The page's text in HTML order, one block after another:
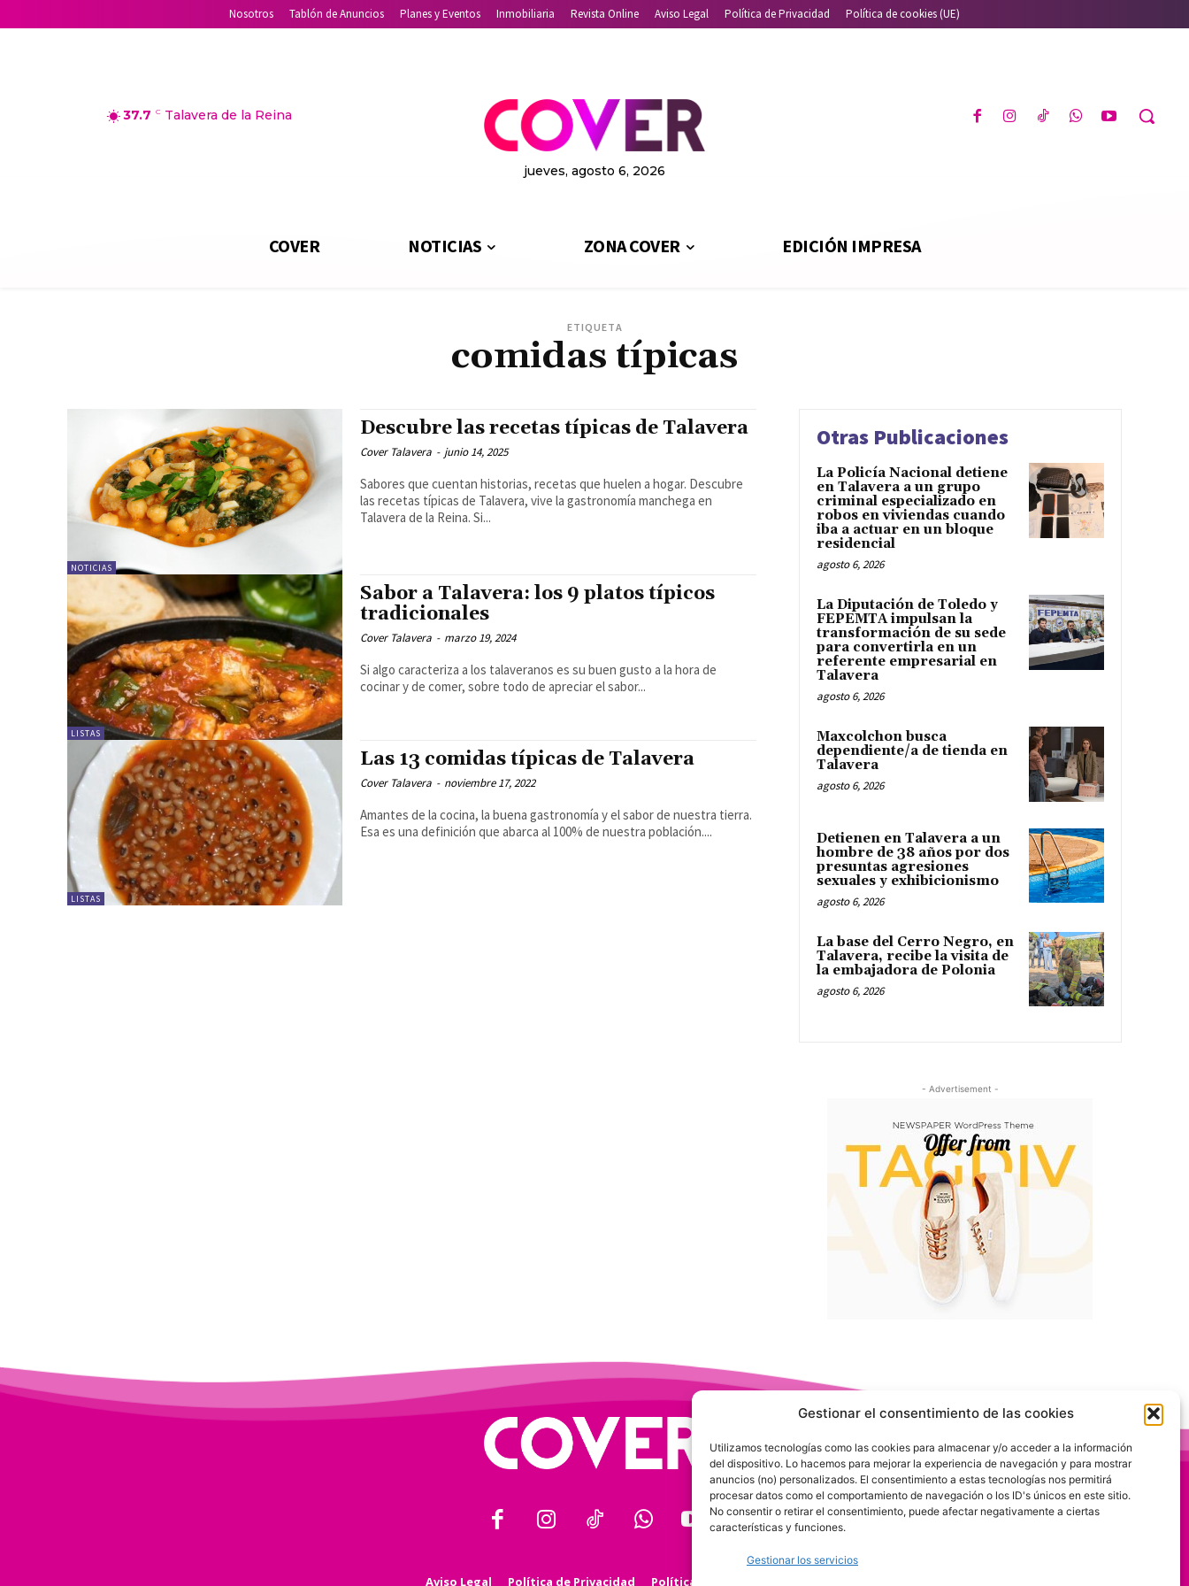
Gestionar el consentimiento de las cookies
Utilizamos tecnologías como las cookies para almacenar y/o acceder a la información
del dispositivo. Lo hacemos para mejorar la experiencia de navegación y para mostrar
anuncios (no) personalizados. El consentimiento a estas tecnologías nos permitirá
procesar datos como el comportamiento de navegación o los ID's únicos en este sitio.
No consentir o retirar el consentimiento, puede afectar negativamente a ciertas
características y funciones.
Gestionar los servicios
Nosotros Tablón de Anuncios Planes y Eventos Inmobiliaria Revista Online Aviso Legal Política de Privacidad Política de cookies (UE)
37.7 C Talavera de la Reina
jueves, agosto 6, 2026
COVER NOTICIAS ZONA COVER EDICIÓN IMPRESA
ETIQUETA
comidas típicas
NOTICIAS
Descubre las recetas típicas de Talavera
Cover Talavera - junio 14, 2025
Sabores que cuentan historias, recetas que huelen a hogar. Descubre
las recetas típicas de Talavera, vive la gastronomía manchega en
Talavera de la Reina. Si...
LISTAS
Sabor a Talavera: los 9 platos típicos
tradicionales
Cover Talavera - marzo 19, 2024
Si algo caracteriza a los talaveranos es su buen gusto a la hora de
cocinar y de comer, sobre todo de apreciar el sabor...
LISTAS
Las 13 comidas típicas de Talavera
Cover Talavera - noviembre 17, 2022
Amantes de la cocina, la buena gastronomía y el sabor de nuestra tierra.
Esa es una definición que abarca al 100% de nuestra población....
Otras Publicaciones
La Policía Nacional detiene
en Talavera a un grupo
criminal especializado en
robos en viviendas cuando
iba a actuar en un bloque
residencial
agosto 6, 2026
La Diputación de Toledo y
FEPEMTA impulsan la
transformación de su sede
para convertirla en un
referente empresarial en
Talavera
agosto 6, 2026
Maxcolchon busca
dependiente/a de tienda en
Talavera
agosto 6, 2026
Detienen en Talavera a un
hombre de 38 años por dos
presuntas agresiones
sexuales y exhibicionismo
agosto 6, 2026
La base del Cerro Negro, en
Talavera, recibe la visita de
la embajadora de Polonia
agosto 6, 2026
- Advertisement -
Aviso Legal Política de Privacidad Política de Cookies